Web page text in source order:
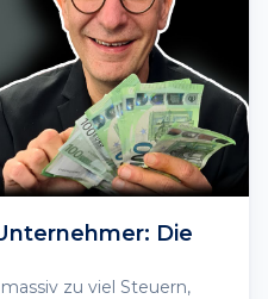
Die
zu viel Steuern,